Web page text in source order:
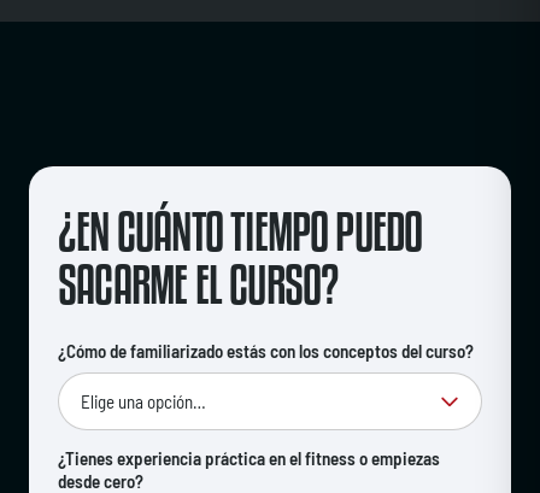
¿EN CUÁNTO TIEMPO PUEDO
SACARME EL CURSO?
¿Cómo de familiarizado estás con los conceptos del curso?
¿Tienes experiencia práctica en el fitness o empiezas
desde cero?